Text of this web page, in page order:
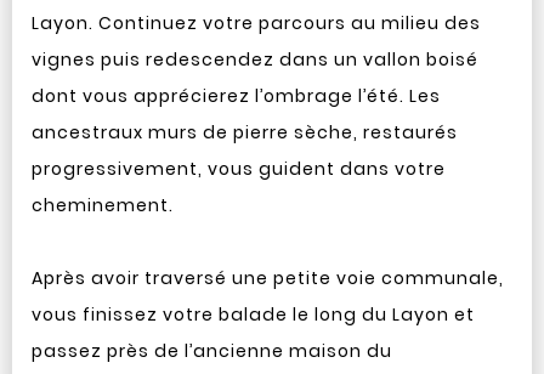
Layon. Continuez votre parcours au milieu des
vignes puis redescendez dans un vallon boisé
dont vous apprécierez l’ombrage l’été. Les
ancestraux murs de pierre sèche, restaurés
progressivement, vous guident dans votre
cheminement.
Après avoir traversé une petite voie communale,
vous finissez votre balade le long du Layon et
passez près de l’ancienne maison du